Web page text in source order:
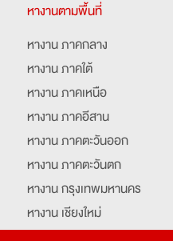
หางานตามพื้นที่
หางาน ภาคกลาง
หางาน ภาคใต้
หางาน ภาคเหนือ
หางาน ภาคอีสาน
หางาน ภาคตะวันออก
หางาน ภาคตะวันตก
หางาน กรุงเทพมหานคร
หางาน เชียงใหม่